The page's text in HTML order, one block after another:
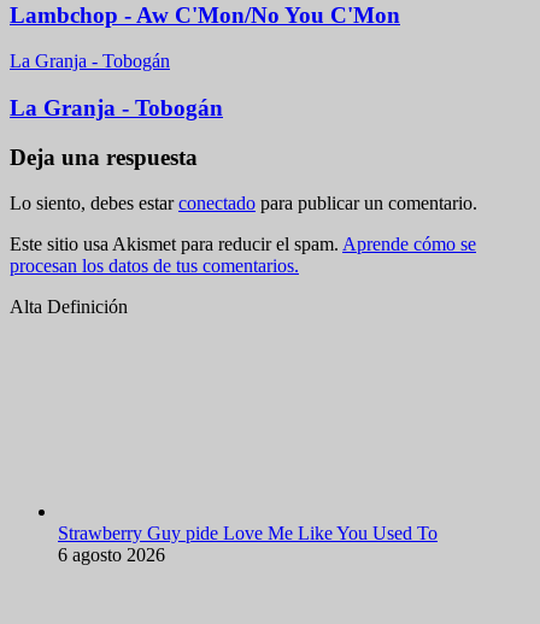
Lambchop - Aw C'Mon/No You C'Mon
La Granja - Tobogán
La Granja - Tobogán
Deja una respuesta
Lo siento, debes estarconectado para publicar un comentario.
Este sitio usa Akismet para reducir el spam. Aprende cómo se
procesan los datos de tus comentarios.
Alta Definición
Strawberry Guy pide Love Me Like You Used To
6 agosto 2026